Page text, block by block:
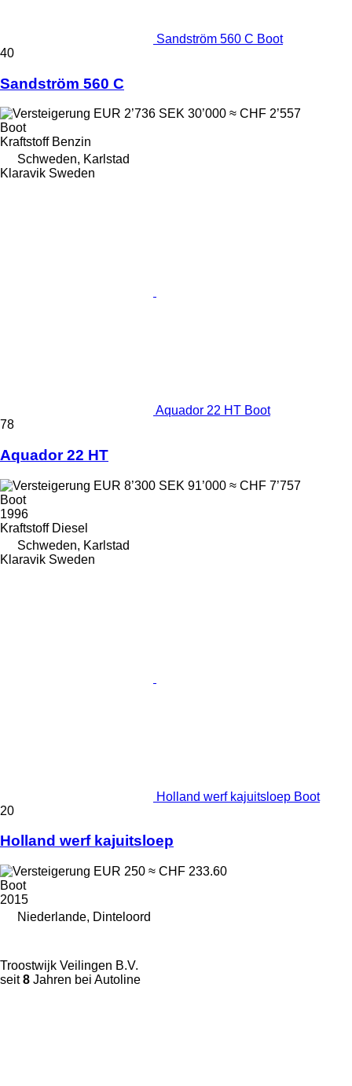
Sandström 560 C Boot
40
Sandström 560 C
EUR 2’736 SEK 30’000 ≈ CHF 2’557
Boot
Kraftstoff Benzin
Schweden, Karlstad
Klaravik Sweden
Aquador 22 HT Boot
78
Aquador 22 HT
EUR 8’300 SEK 91’000 ≈ CHF 7’757
Boot
1996
Kraftstoff Diesel
Schweden, Karlstad
Klaravik Sweden
Holland werf kajuitsloep Boot
20
Holland werf kajuitsloep
EUR 250 ≈ CHF 233.60
Boot
2015
Niederlande, Dinteloord
Troostwijk Veilingen B.V.
seit8 Jahren bei Autoline